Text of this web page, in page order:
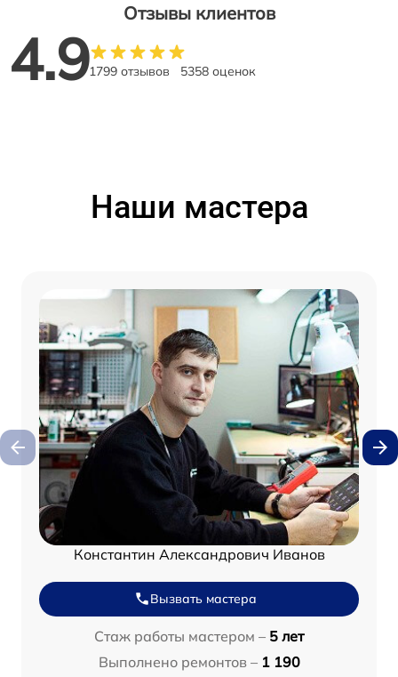
Отзывы клиентов
4.91799 отзывов 5358 оценок
Наши мастера
Константин Александрович Иванов
Вызвать мастера
Стаж работы мастером – 5 лет
Выполнено ремонтов – 1 190